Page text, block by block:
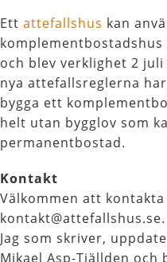
Ett attefallshus kan
och blev verklighet 2
nya attefallsreglerna
bygga ett
helt utan bygglov som
permanentbostad.
Kontakt
Välkommen att kontakta
kontakt@attefallshus.se.
Jag som skriver,
Mikael Asp-Tjällden och